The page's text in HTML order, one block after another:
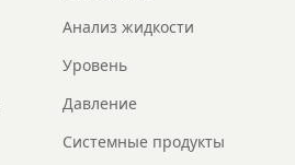
Анализ жидкости
Уровень
Давление
Системные продукты